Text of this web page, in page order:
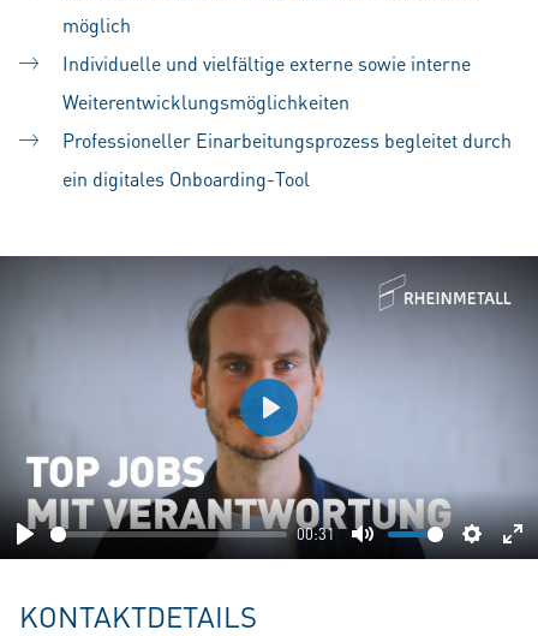
möglich
Individuelle und vielfältige externe sowie interne
Weiterentwicklungsmöglichkeiten
Professioneller Einarbeitungsprozess begleitet durch
ein digitales Onboarding-Tool
Play
00:31
Mute
Play
KONTAKTDETAILS